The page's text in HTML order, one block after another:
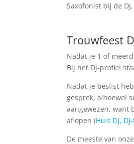
Saxofonist bij de
Trouwfeest
Nadat je 1 of
Bij het DJ-profiel
Nadat je beslist
gesprek, alhoewel
aangewezen, want
aflopen (Huis DJ,
De meeste van